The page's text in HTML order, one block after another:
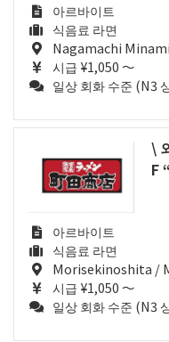
아르바이트
식음료 라면
Nagamachi
시급 ¥1,050 ～
일상 회화 수준 (N3
\
F
아르바이트
식음료 라면
Morisekinoshita /
시급 ¥1,050 ～
일상 회화 수준 (N3